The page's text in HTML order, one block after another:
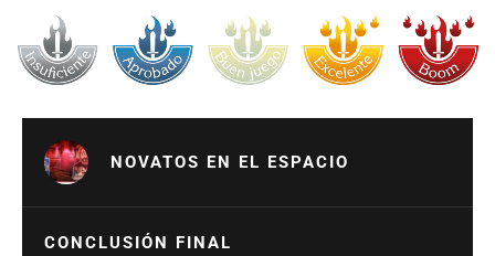
NOVATOS EN EL ESPACIO
CONCLUSIÓN FINAL